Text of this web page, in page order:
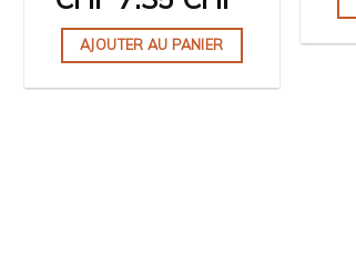
AJOUTER AU PANIER